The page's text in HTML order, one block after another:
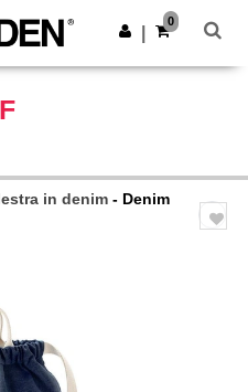
Scarica app
0
in denim - Denim